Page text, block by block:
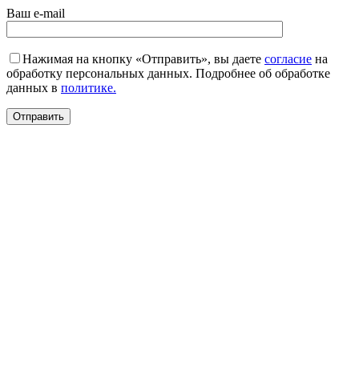
Ваш e-mail
Нажимая на кнопку «Отправить», вы даете согласие на
обработку персональных данных. Подробнее об обработке
данных в политике.